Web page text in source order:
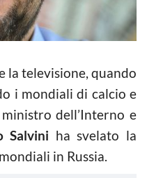
la televisione, quando
i mondiali di calcio e
dell’Interno e
Salvini ha svelato la
in Russia.